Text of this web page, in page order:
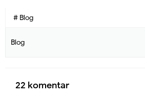
# Blog
Blog
22 komentar